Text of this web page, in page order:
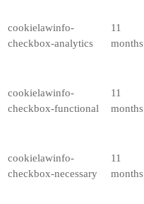
cookielawinfo-
checkbox-analytics
11
months
cookielawinfo-
checkbox-functional
11
months
cookielawinfo-
checkbox-necessary
11
months